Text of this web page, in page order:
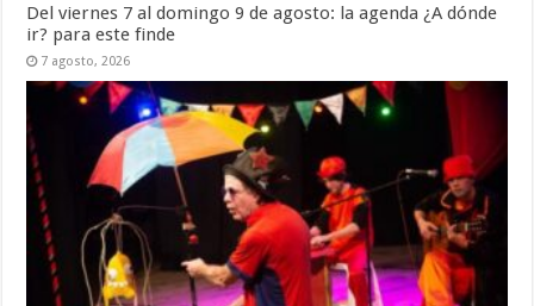
Del viernes 7 al domingo 9 de agosto: la agenda ¿A dónde
ir? para este finde
7 agosto, 2026